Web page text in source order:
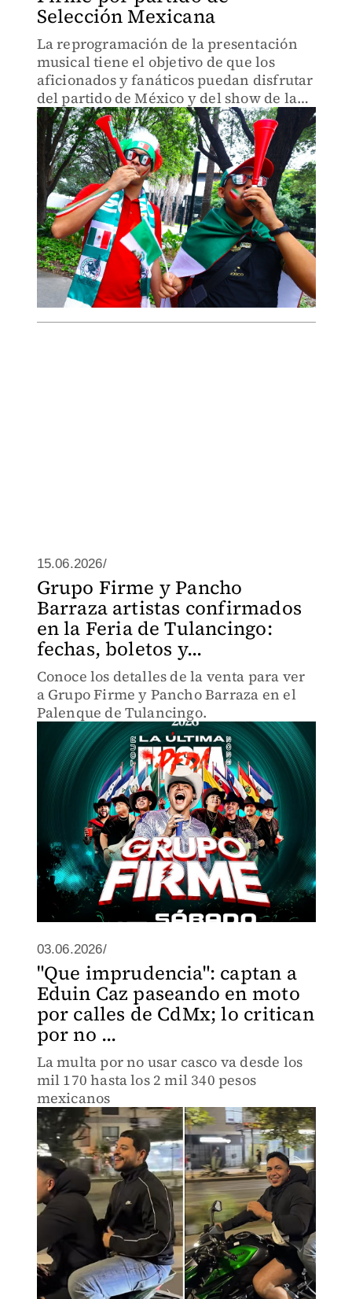
Selección Mexicana
La reprogramación de la presentación
musical tiene el objetivo de que los
aficionados y fanáticos puedan disfrutar
del partido de México y del show de la
agrupación por separado.
15.06.2026/
Grupo Firme y Pancho
Barraza artistas confirmados
en la Feria de Tulancingo:
fechas, boletos y...
Conoce los detalles de la venta para ver
a Grupo Firme y Pancho Barraza en el
Palenque de Tulancingo.
03.06.2026/
"Que imprudencia": captan a
Eduin Caz paseando en moto
por calles de CdMx; lo critican
por no ...
La multa por no usar casco va desde los
mil 170 hasta los 2 mil 340 pesos
mexicanos